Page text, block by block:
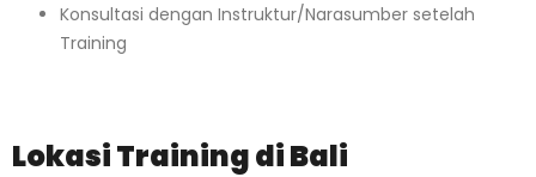
Konsultasi dengan Instruktur/Narasumber setelah
Training
Lokasi Training di Bali